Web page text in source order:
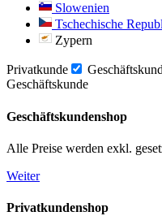
Slowenien
Tschechische
Zypern
Privatkunde
Geschäftskunde
Geschäftskundenshop
Alle Preise werden exkl.
Weiter
Privatkundenshop